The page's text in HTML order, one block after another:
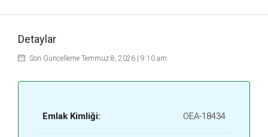
Detaylar
Son Güncelleme Temmuz 8, 2026 | 9:10 am
Emlak Kimliği: OEA-18434